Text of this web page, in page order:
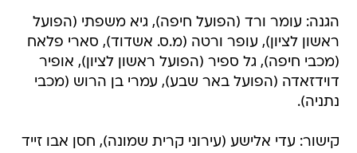
הגנה: עומר ורד (הפועל חיפה), גיא משפתי (הפועל
ראשון לציון), עופר ורטה (מ.ס. אשדוד), סארי פלאח
(מכבי חיפה), גל ספיר (הפועל ראשון לציון), אופיר
דוידזאדה (הפועל באר שבע), עמרי בן הרוש (מכבי
נתניה).
קישור: עדי אלישע (עירוני קרית שמונה), חסן אבו זייד